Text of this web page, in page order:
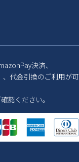
決済、
、代金引換のご利用が可
認ください。